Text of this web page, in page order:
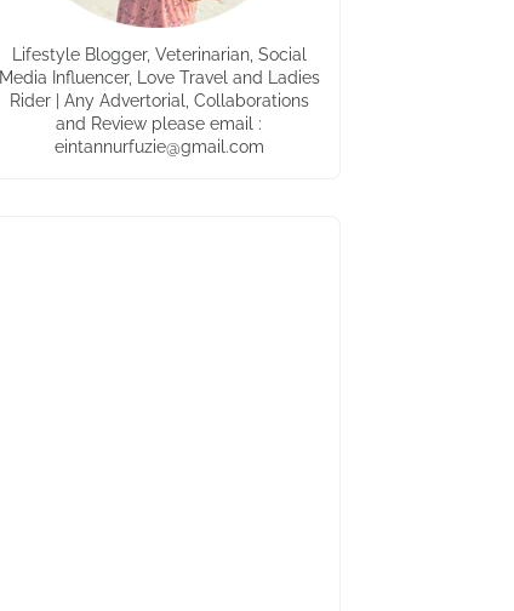
Lifestyle Blogger, Veterinarian, Social
Media Influencer, Love Travel and Ladies
Rider | Any Advertorial, Collaborations
and Review please email :
eintannurfuzie@gmail.com